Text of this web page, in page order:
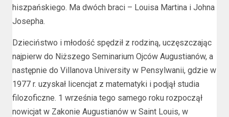
hiszpańskiego. Ma dwóch braci – Louisa Martina i Johna
Josepha.
Dzieciństwo i młodość spędził z rodziną, uczęszczając
najpierw do Niższego Seminarium Ojców Augustianów, a
następnie do Villanova University w Pensylwanii, gdzie w
1977 r. uzyskał licencjat z matematyki i podjął studia
filozoficzne. 1 września tego samego roku rozpoczął
nowicjat w Zakonie Augustianów w Saint Louis, w